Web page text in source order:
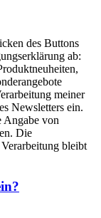
des Buttons
ab:
meiner
Newsletters ein.
Angabe von
Die
bleibt